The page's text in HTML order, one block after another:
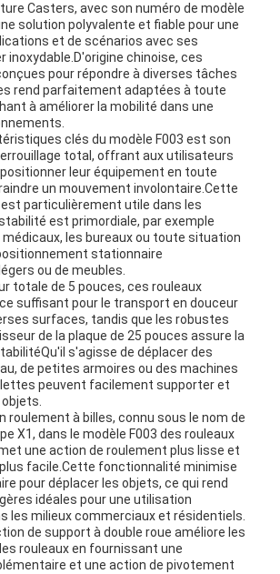
Casters, avec son numéro de modèle
solution polyvalente et fiable pour une
et de scénarios avec ses
inoxydable.D'origine chinoise, ces
pour répondre à diverses tâches
rend parfaitement adaptées à toute
à améliorer la mobilité dans une
clés du modèle F003 est son
total, offrant aux utilisateurs
leur équipement en toute
un mouvement involontaire.Cette
particulièrement utile dans les
est primordiale, par exemple
médicaux, les bureaux ou toute situation
stationnaire
ou de meubles.
totale de 5 pouces, ces rouleaux
suffisant pour le transport en douceur
surfaces, tandis que les robustes
de la plaque de 25 pouces assure la
s'agisse de déplacer des
de petites armoires ou des machines
peuvent facilement supporter et
roulement à billes, connu sous le nom de
X1, dans le modèle F003 des rouleaux
une action de roulement plus lisse et
facile.Cette fonctionnalité minimise
pour déplacer les objets, ce qui rend
idéales pour une utilisation
les milieux commerciaux et résidentiels.
de support à double roue améliore les
rouleaux en fournissant une
et une action de pivotement